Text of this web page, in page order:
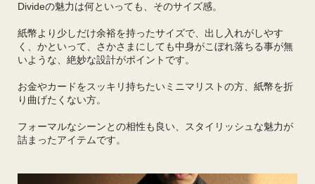
Divideの魅力は何といっても、そのサイズ感。
紙幣より少しだけ余裕を持ったサイズで、出し入れがしやす
く、かといって、さかさまにしても中身がこぼれ落ちる事が無
いような、絶妙な設計がポイントです。
お金やカードをスッキリ持ちたいミニマリストの方、紙幣を折
り曲げたくない方。
フォーマルなシーンとの相性も良い、スタイリッシュな魅力が
詰まったアイテムです。